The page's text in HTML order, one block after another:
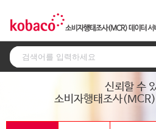
신뢰할 수
소비자행태조사